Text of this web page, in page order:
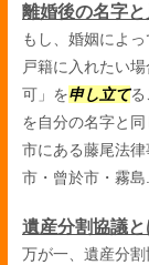
離婚後の名字
もし、婚姻によ
戸籍に入れたい
可」を申し立てる
を自分の名字と
市にある藤尾法
市・曾於市・霧島...
遺産分割協議と
万が一、遺産分